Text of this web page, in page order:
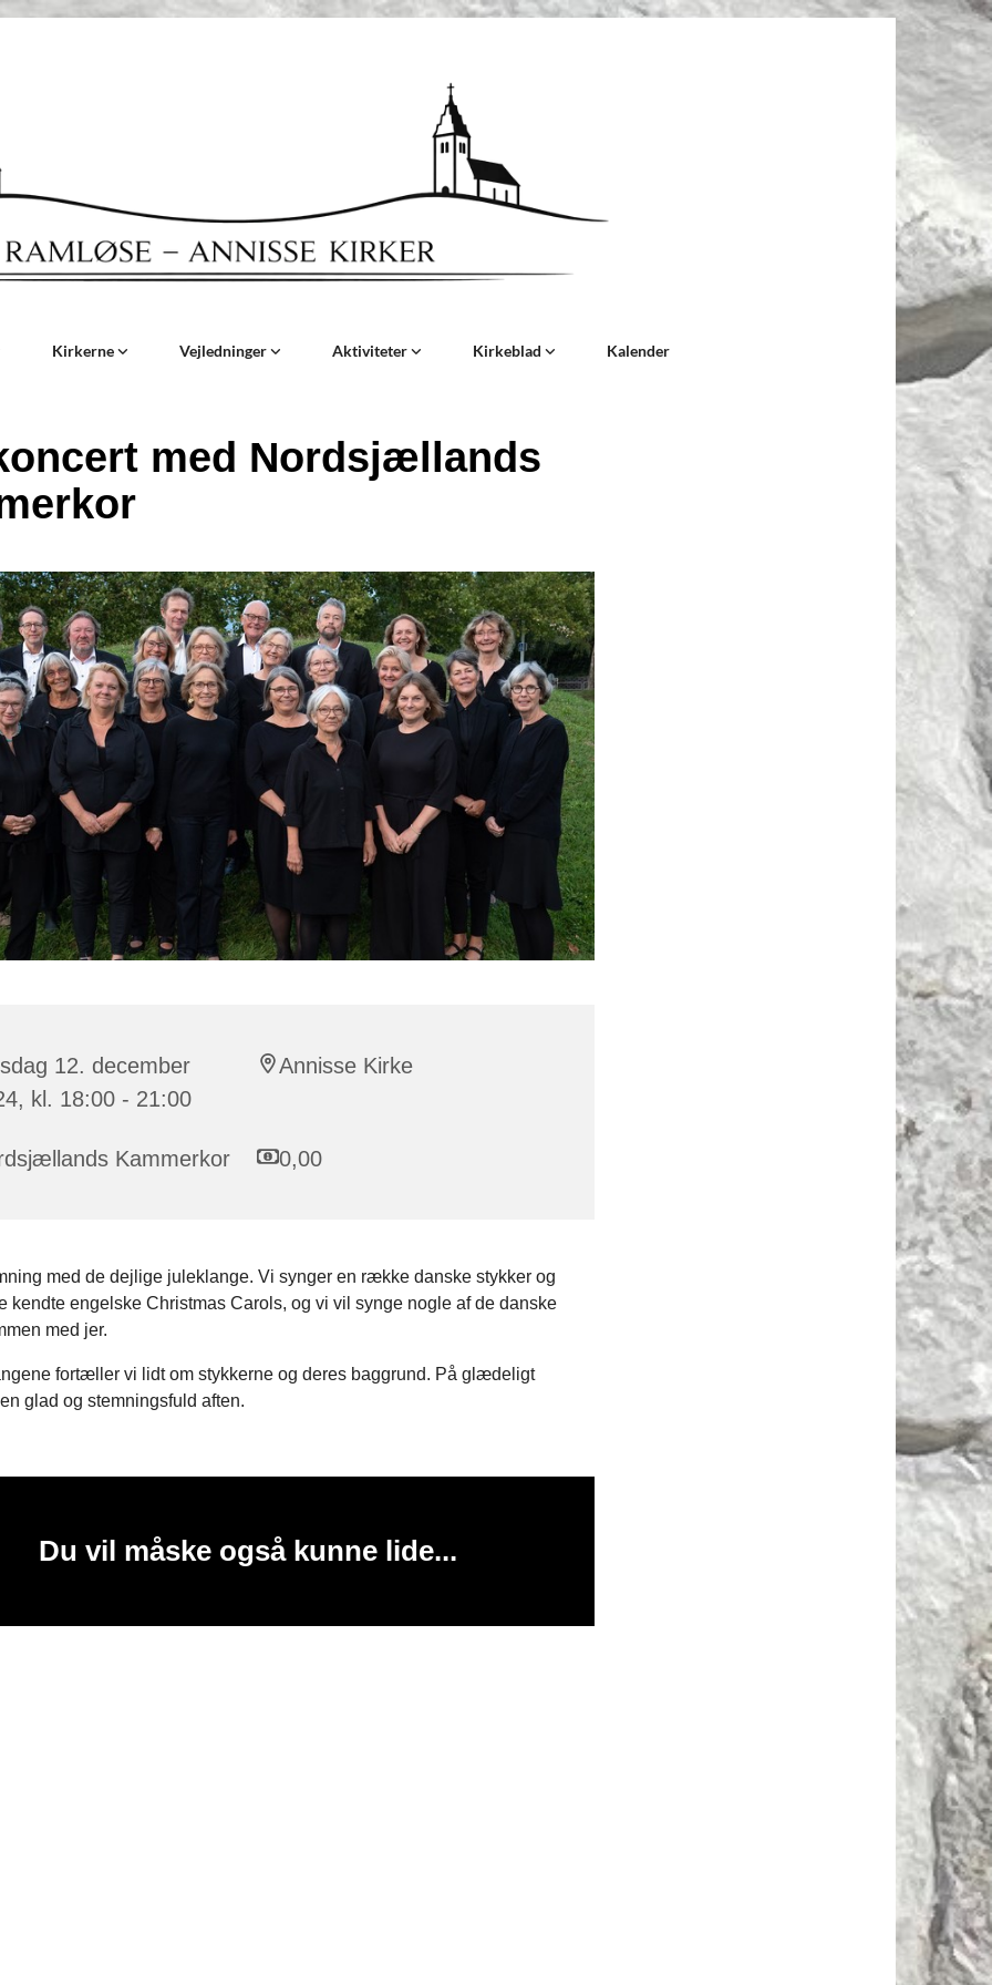
Kirkerne Vejledninger Aktiviteter Kirkeblad Kalender
med Nordsjællands
12. december
kl. 18:00 - 21:00
Annisse Kirke
Kammerkor 0,00
med de dejlige juleklange. Vi synger en række danske stykker og
kendte engelske Christmas Carols, og vi vil synge nogle af de danske
med jer.
fortæller vi lidt om stykkerne og deres baggrund. På glædeligt
glad og stemningsfuld aften.
Du vil måske også kunne lide...